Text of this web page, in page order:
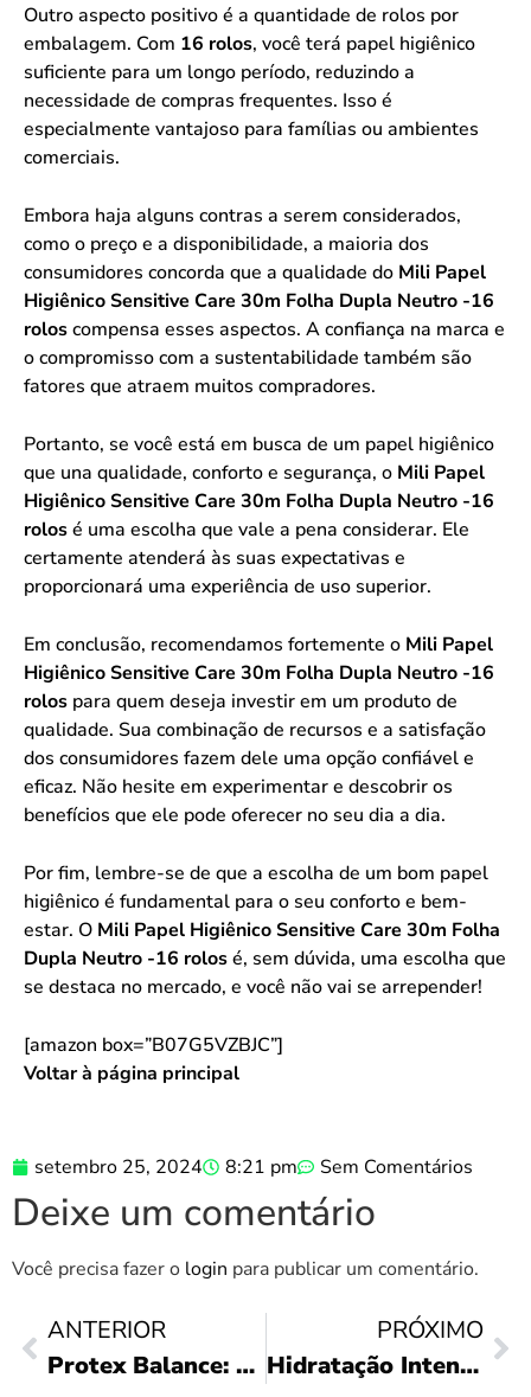
Outro aspecto positivo é a quantidade de rolos por
embalagem. Com 16 rolos, você terá papel higiênico
suficiente para um longo período, reduzindo a
necessidade de compras frequentes. Isso é
especialmente vantajoso para famílias ou ambientes
comerciais.
Embora haja alguns contras a serem considerados,
como o preço e a disponibilidade, a maioria dos
consumidores concorda que a qualidade do Mili Papel
Higiênico Sensitive Care 30m Folha Dupla Neutro -16
roloscompensa esses aspectos. A confiança na marca e
o compromisso com a sustentabilidade também são
fatores que atraem muitos compradores.
Portanto, se você está em busca de um papel higiênico
que una qualidade, conforto e segurança, o Mili Papel
Higiênico Sensitive Care 30m Folha Dupla Neutro -16
rolosé uma escolha que vale a pena considerar. Ele
certamente atenderá às suas expectativas e
proporcionará uma experiência de uso superior.
Em conclusão, recomendamos fortemente o Mili Papel
Higiênico Sensitive Care 30m Folha Dupla Neutro -16
rolos para quem deseja investir em um produto de
qualidade. Sua combinação de recursos e a satisfação
dos consumidores fazem dele uma opção confiável e
eficaz. Não hesite em experimentar e descobrir os
benefícios que ele pode oferecer no seu dia a dia.
Por fim, lembre-se de que a escolha de um bom papel
higiênico é fundamental para o seu conforto e bem-
estar. O Mili Papel Higiênico Sensitive Care 30m Folha
Dupla Neutro -16 rolosé, sem dúvida, uma escolha que
se destaca no mercado, e você não vai se arrepender!
[amazon box=”B07G5VZBJC”]
Voltar à página principal
setembro 25, 2024 8:21 pm Sem Comentários
Deixe um comentário
Você precisa fazer o login para publicar um comentário.
ANTERIOR
Protex Balance: Limpeza Antibacteriana Eficaz!
PRÓXIMO
Hidratação Intensa: Neutrogena Body Care Review